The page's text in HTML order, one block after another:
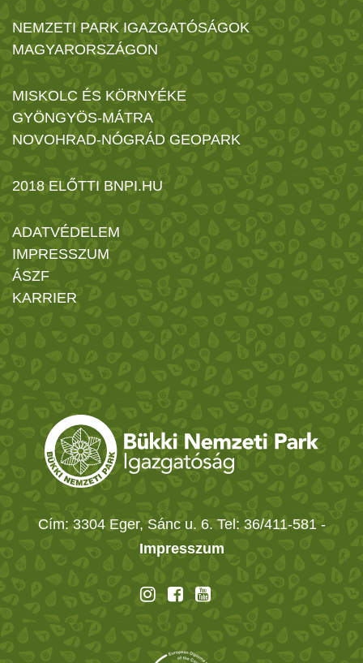
NEMZETI PARK IGAZGATÓSÁGOK
MAGYARORSZÁGON
MISKOLC ÉS KÖRNYÉKE
GYÖNGYÖS-MÁTRA
NOVOHRAD-NÓGRÁD GEOPARK
2018 ELŐTTI BNPI.HU
ADATVÉDELEM
IMPRESSZUM
ÁSZF
KARRIER
Cím: 3304 Eger, Sánc u. 6. Tel: 36/411-581 -
Impresszum